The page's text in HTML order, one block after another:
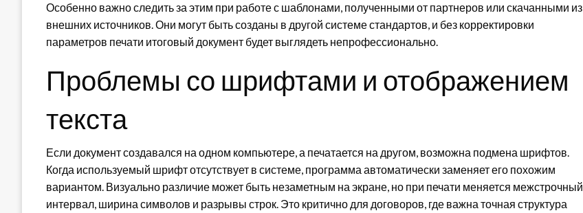
Особенно важно следить за этим при работе с шаблонами, полученными от партнеров или скачанными из
внешних источников. Они могут быть созданы в другой системе стандартов, и без корректировки
параметров печати итоговый документ будет выглядеть непрофессионально.
Проблемы со шрифтами и отображением
текста
Если документ создавался на одном компьютере, а печатается на другом, возможна подмена шрифтов.
Когда используемый шрифт отсутствует в системе, программа автоматически заменяет его похожим
вариантом. Визуально различие может быть незаметным на экране, но при печати меняется межстрочный
интервал, ширина символов и разрывы строк. Это критично для договоров, где важна точная структура